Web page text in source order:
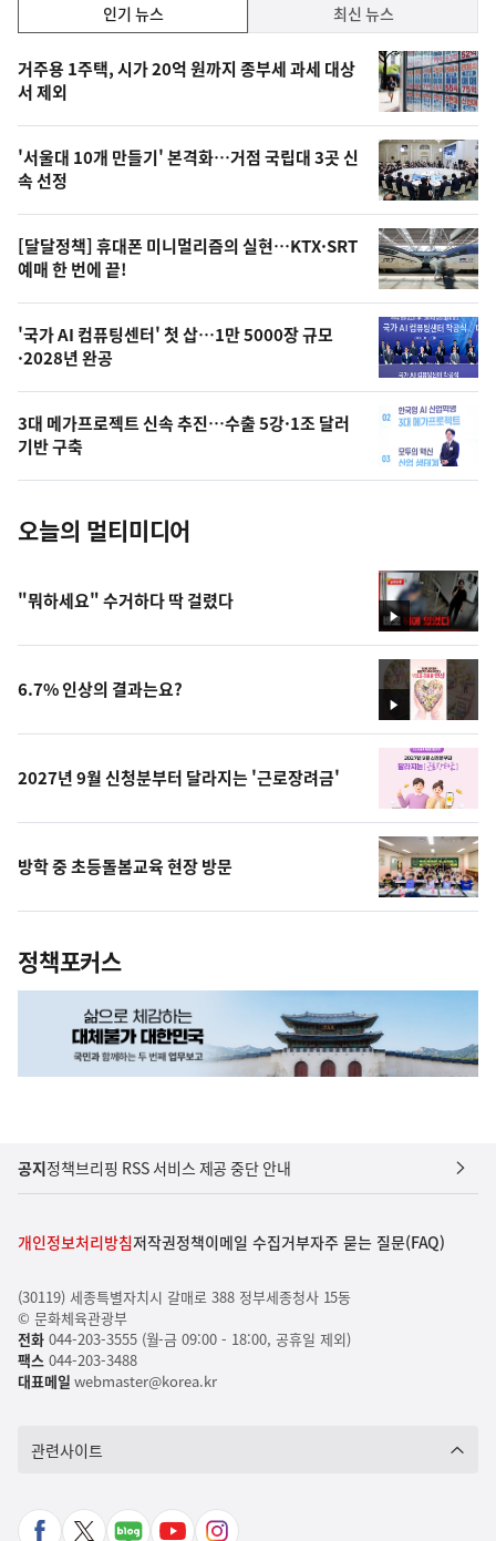
기,
최
신,
오
늘
의
영
상
오
의
사
진
인기 뉴스 최신 뉴스
기
뉴
스
거주용 1주택, 시가 20억 원까지 종부세 과세 대상
서 제외
'서울대 10개 만들기' 본격화…거점 국립대 3곳 신
속 선정
[달달정책] 휴대폰 미니멀리즘의 실현…KTX·SRT
예매 한 번에 끝!
'국가 AI 컴퓨팅센터' 첫 삽…1만 5000장 규모
·2028년 완공
3대 메가프로젝트 신속 추진…수출 5강·1조 달러
기반 구축
오늘의 멀티미디어
영
상
"뭐하세요" 수거하다 딱 걸렸다
영
상
6.7% 인상의 결과는요?
2027년 9월 신청분부터 달라지는 '근로장려금'
방학 중 초등돌봄교육 현장 방문
정책포커스
공지정책브리핑 RSS 서비스 제공 중단 안내
개인정보처리방침저작권정책이메일 수집거부자주 묻는 질문(FAQ)
(30119) 세종특별자치시 갈매로 388 정부세종청사 15동
© 문화체육관광부
전화044-203-3555 (월-금 09:00 - 18:00, 공휴일 제외)
팩스044-203-3488
대표메일 webmaster@korea.kr
관련사이트